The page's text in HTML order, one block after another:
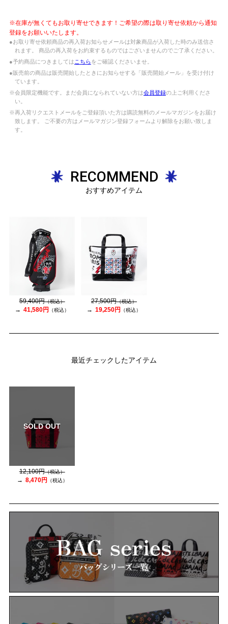
※在庫が無くてもお取り寄せできます！ご希望の際は取り寄せ依頼から通知
登録をお願いいたします。
●お取り寄せ依頼商品の再入荷お知らせメールは対象商品が入荷した時のみ送信さ
れます。 商品の再入荷をお約束するものではございませんのでご了承ください。
●予約商品につきましては こちらをご確認くださいませ。
●販売前の商品は販売開始したときにお知らせする「販売開始メール」を受け付け
ています。
※会員限定機能です。まだ会員になられていない方は会員登録の上ご利用くださ
い。
※再入荷リクエストメールをご登録頂いた方は購読無料のメールマガジンをお届け
致します。 ご不要の方はメールマガジン登録フォームより解除をお願い致しま
す。
RECOMMEND
おすすめアイテム
59,400円（税込）
41,580円 （税込）
27,500円（税込）
19,250円 （税込）
最近チェックしたアイテム
SOLD OUT
12,100円（税込）
8,470円 （税込）